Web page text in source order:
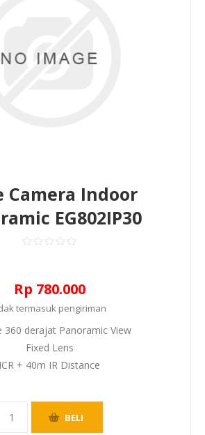
Camera Indoor
EG802IP30
Rp 780.000
termasuk pengiriman
360 derajat Panoramic View
Fixed Lens
ICR + 40m IR Distance